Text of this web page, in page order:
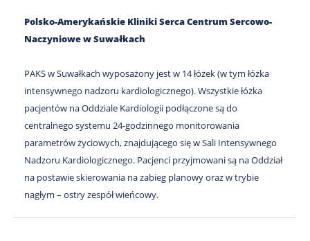
Polsko-Amerykańskie Kliniki Serca Centrum Sercowo-
Naczyniowe w Suwałkach
PAKS w Suwałkach wyposażony jest w 14 łóżek (w tym łóżka
intensywnego nadzoru kardiologicznego). Wszystkie łóżka
pacjentów na Oddziale Kardiologii podłączone są do
centralnego systemu 24-godzinnego monitorowania
parametrów życiowych, znajdującego się w Sali Intensywnego
Nadzoru Kardiologicznego. Pacjenci przyjmowani są na Oddział
na postawie skierowania na zabieg planowy oraz w trybie
nagłym – ostry zespół wieńcowy.